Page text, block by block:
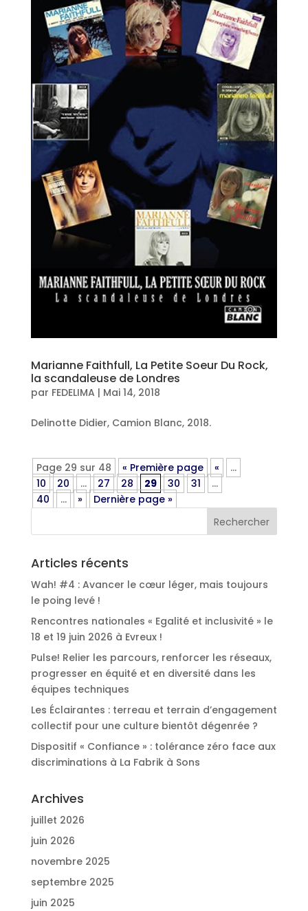
Marianne Faithfull, La Petite Soeur Du Rock,
la scandaleuse de Londres
par FEDELIMA | Mai 14, 2018
Delinotte Didier, Camion Blanc, 2018.
Page 29 sur 48 « Première page «
…
10
20 … 27 28 29 30 31
…
40
… » Dernière page »
Articles récents
Wah! #4 : Avancer le cœur léger, mais toujours
le poing levé !
Rencontres nationales « Egalité et inclusivité » le
18 et 19 juin 2026 à Evreux !
Pulse! Relier les parcours, renforcer les réseaux,
progresser en équité et en diversité dans les
équipes techniques
Les Éclairantes : terreau et terrain d’engagement
collectif pour une culture bientôt dégenrée ?
Dispositif « Confiance » : tolérance zéro face aux
discriminations à La Fabrik à Sons
Archives
juillet 2026
juin 2026
novembre 2025
septembre 2025
juin 2025